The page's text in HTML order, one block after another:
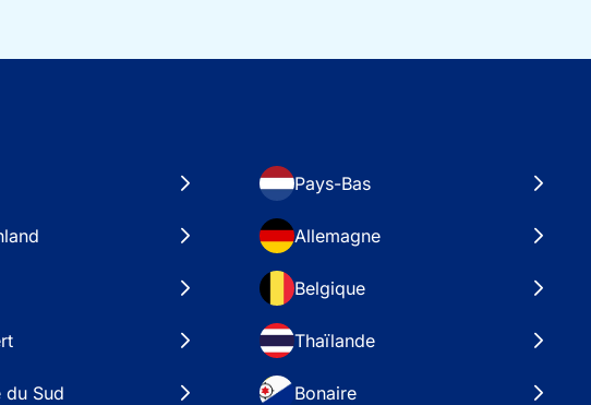
Pays-Bas
Allemagne
Belgique
Thaïlande
du Sud Bonaire